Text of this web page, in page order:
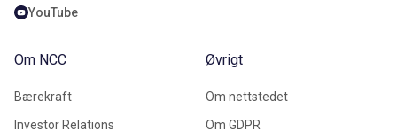
YouTube
Om NCC
Bærekraft
Investor Relations
Øvrigt
Om nettstedet
Om GDPR